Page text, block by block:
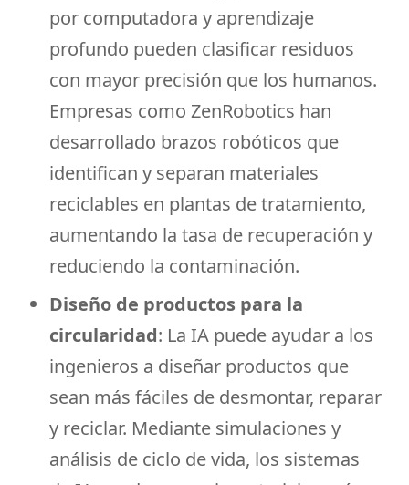
por computadora y aprendizaje
profundo pueden clasificar residuos
con mayor precisión que los humanos.
Empresas como ZenRobotics han
desarrollado brazos robóticos que
identifican y separan materiales
reciclables en plantas de tratamiento,
aumentando la tasa de recuperación y
reduciendo la contaminación.
Diseño de productos para la
circularidad: La IA puede ayudar a los
ingenieros a diseñar productos que
sean más fáciles de desmontar, reparar
y reciclar. Mediante simulaciones y
análisis de ciclo de vida, los sistemas